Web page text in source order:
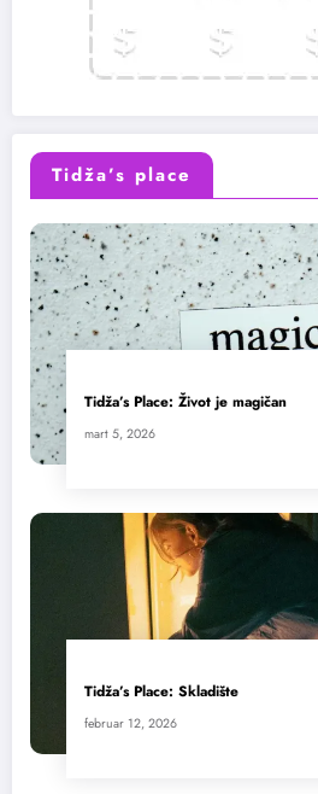
Tidža’s place
Tidža’s Place: Život je magičan
mart 5, 2026
Tidža’s Place: Skladište
februar 12, 2026